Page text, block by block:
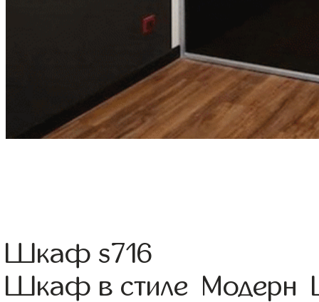
Шкаф s716
Шкаф в стиле Модерн